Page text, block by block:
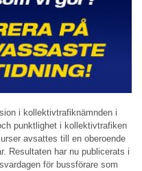
i kollektivtrafiknämnden i
punktlighet i kollektivtrafiken
avsattes till en oberoende
Resultaten har nu publicerats i
för bussförare som